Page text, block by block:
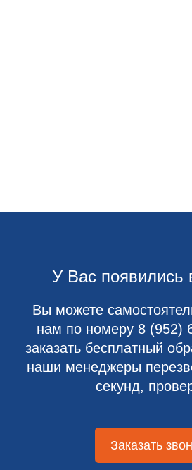
У Вас появились
Вы можете
нам по номеру 8 (952)
заказать бесплатный
наши менеджеры
секунд,
Заказать